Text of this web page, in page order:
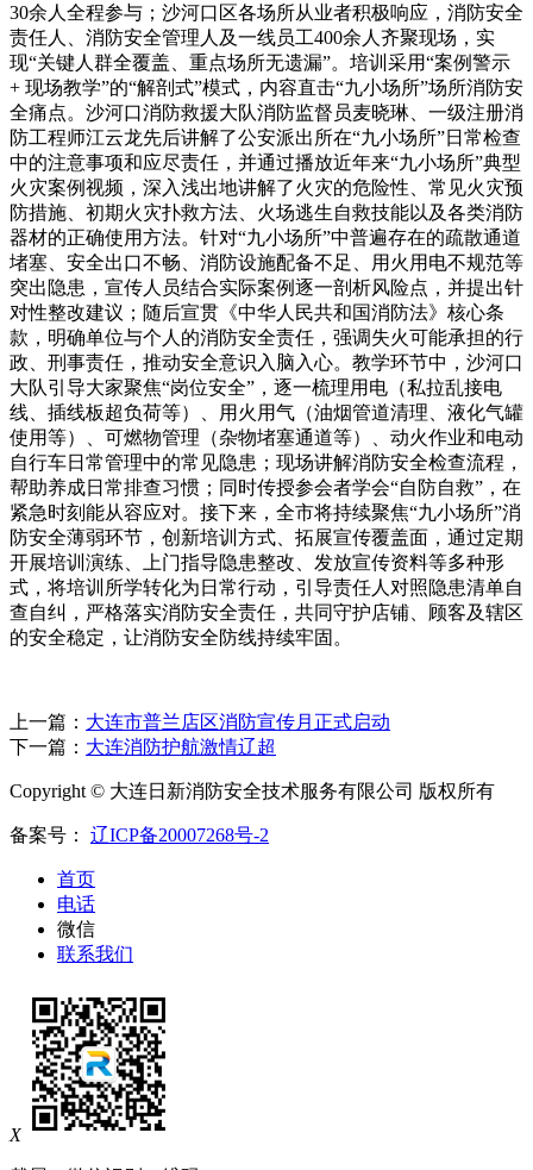
30余人全程参与；沙河口区各场所从业者积极响应，消防安全
责任人、消防安全管理人及一线员工400余人齐聚现场，实
现“关键人群全覆盖、重点场所无遗漏”。培训采用“案例警示
+ 现场教学”的“解剖式”模式，内容直击“九小场所”场所消防安
全痛点。沙河口消防救援大队消防监督员麦晓琳、一级注册消
防工程师江云龙先后讲解了公安派出所在“九小场所”日常检查
中的注意事项和应尽责任，并通过播放近年来“九小场所”典型
火灾案例视频，深入浅出地讲解了火灾的危险性、常见火灾预
防措施、初期火灾扑救方法、火场逃生自救技能以及各类消防
器材的正确使用方法。针对“九小场所”中普遍存在的疏散通道
堵塞、安全出口不畅、消防设施配备不足、用火用电不规范等
突出隐患，宣传人员结合实际案例逐一剖析风险点，并提出针
对性整改建议；随后宣贯《中华人民共和国消防法》核心条
款，明确单位与个人的消防安全责任，强调失火可能承担的行
政、刑事责任，推动安全意识入脑入心。教学环节中，沙河口
大队引导大家聚焦“岗位安全”，逐一梳理用电（私拉乱接电
线、插线板超负荷等）、用火用气（油烟管道清理、液化气罐
使用等）、可燃物管理（杂物堵塞通道等）、动火作业和电动
自行车日常管理中的常见隐患；现场讲解消防安全检查流程，
帮助养成日常排查习惯；同时传授参会者学会“自防自救”，在
紧急时刻能从容应对。接下来，全市将持续聚焦“九小场所”消
防安全薄弱环节，创新培训方式、拓展宣传覆盖面，通过定期
开展培训演练、上门指导隐患整改、发放宣传资料等多种形
式，将培训所学转化为日常行动，引导责任人对照隐患清单自
查自纠，严格落实消防安全责任，共同守护店铺、顾客及辖区
的安全稳定，让消防安全防线持续牢固。
上一篇： 大连市普兰店区消防宣传月正式启动
下一篇： 大连消防护航激情辽超
Copyright © 大连日新消防安全技术服务有限公司 版权所有
备案号： 辽ICP备20007268号-2
首页
电话
微信
联系我们
X